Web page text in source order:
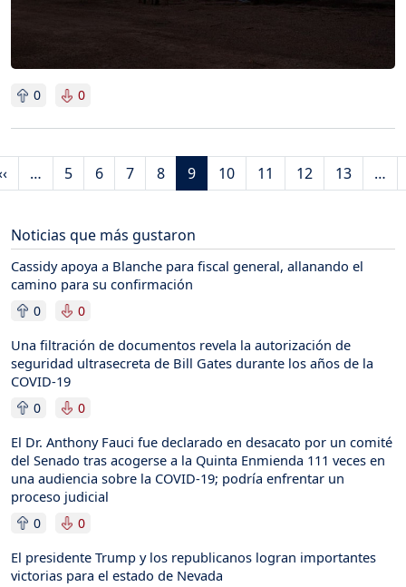
0 0
Paginación
página
Página anterior
… 5 6 7 8 9 10 11 12 13 …
Noticias que más gustaron
Cassidy apoya a Blanche para fiscal general, allanando el
camino para su confirmación
0 0
Una filtración de documentos revela la autorización de
seguridad ultrasecreta de Bill Gates durante los años de la
COVID-19
0 0
El Dr. Anthony Fauci fue declarado en desacato por un comité
del Senado tras acogerse a la Quinta Enmienda 111 veces en
una audiencia sobre la COVID-19; podría enfrentar un
proceso judicial
0 0
El presidente Trump y los republicanos logran importantes
victorias para el estado de Nevada